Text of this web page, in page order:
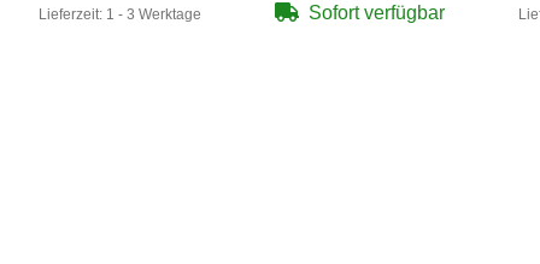
Lieferzeit: 1 - 3 Werktage Sofort verfügbar